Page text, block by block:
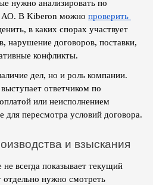
нужно анализировать по
В Kiberon можно проверить
в каких спорах участвует
нарушение договоров, поставки,
конфликты.
дел, но и роль компании.
ответчиком по
или неисполнением
для пересмотра условий договора.
и взыскания
всегда показывает текущий
нужно смотреть